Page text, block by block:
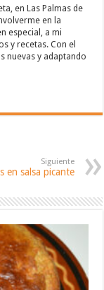
en Las Palmas de
en la
especial, a mi
y recetas. Con el
nuevas y adaptando
Siguiente
en salsa picante